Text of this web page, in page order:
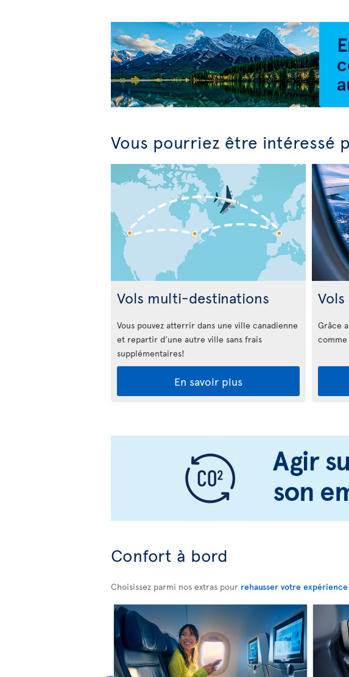
Vous pourriez être intéressé
Vols multi-destinations
Vous pouvez atterrir dans une ville canadienne
et repartir d'une autre ville sans frais
supplémentaires!
En savoir plus
Grâce
Confort à bord
Choisissez parmi nos extras pour rehausser votre expérience